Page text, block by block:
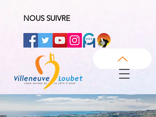
NOUS SUIVRE